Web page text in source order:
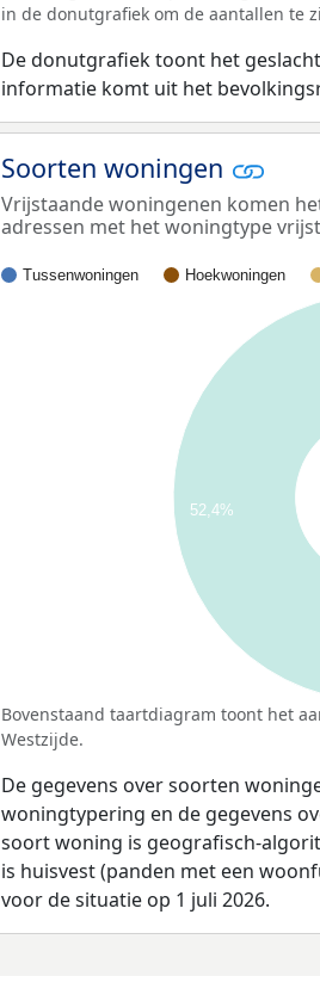
in de donutgrafiek om de aantallen te
De donutgrafiek toont het
informatie komt uit het
Soorten woningen
Vrijstaande woningenen komen
adressen met het woningtype
Tussenwoningen Hoekwoningen
52,4%
Bovenstaand taartdiagram toont het
Westzijde.
De gegevens over soorten
woningtypering en de gegevens
soort woning is geografisch-
is huisvest (panden met een
voor de situatie op 1 juli 2026.